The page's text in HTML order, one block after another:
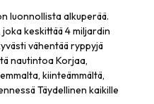
luonnollista alkuperää.
keskittää 4 miljardin
vähentää ryppyjä
nautintoa Korjaa,
kiinteämmältä,
Täydellinen kaikille